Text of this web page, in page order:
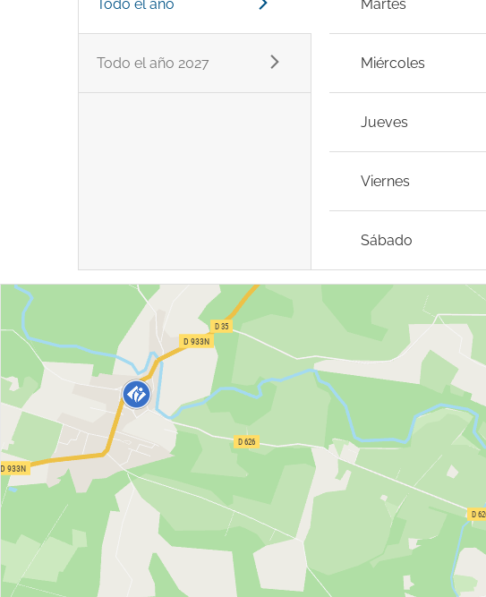
Todo el año
Todo el año 2027
Martes
Miércoles
Jueves
Viernes
Sábado